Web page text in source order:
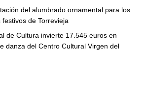
del alumbrado ornamental para los
de Torrevieja
de Cultura invierte 17.545 euros en
danza del Centro Cultural Virgen del